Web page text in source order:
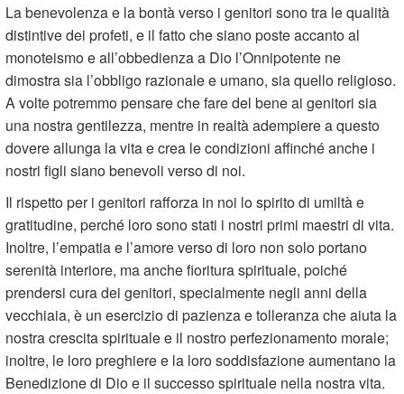
La benevolenza e la bontà verso i genitori sono tra le qualità
distintive dei profeti, e il fatto che siano poste accanto al
monoteismo e all’obbedienza a Dio l’Onnipotente ne
dimostra sia l’obbligo razionale e umano, sia quello religioso.
A volte potremmo pensare che fare del bene ai genitori sia
una nostra gentilezza, mentre in realtà adempiere a questo
dovere allunga la vita e crea le condizioni affinché anche i
nostri figli siano benevoli verso di noi.
Il rispetto per i genitori rafforza in noi lo spirito di umiltà e
gratitudine, perché loro sono stati i nostri primi maestri di vita.
Inoltre, l’empatia e l’amore verso di loro non solo portano
serenità interiore, ma anche fioritura spirituale, poiché
prendersi cura dei genitori, specialmente negli anni della
vecchiaia, è un esercizio di pazienza e tolleranza che aiuta la
nostra crescita spirituale e il nostro perfezionamento morale;
inoltre, le loro preghiere e la loro soddisfazione aumentano la
Benedizione di Dio e il successo spirituale nella nostra vita.